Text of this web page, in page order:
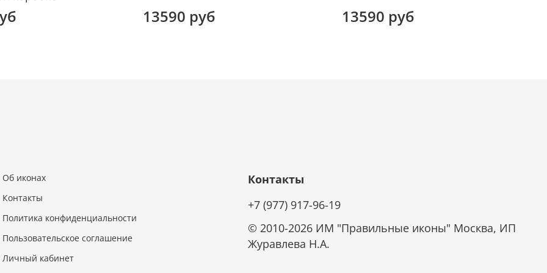
13590 руб 13590 руб
Об иконах
Контакты
Политика конфиденциальности
Пользовательское соглашение
Личный кабинет
Контакты
+7 (977) 917-96-19
© 2010-2026 ИМ "Правильные иконы" Москва, ИП
Журавлева Н.А.